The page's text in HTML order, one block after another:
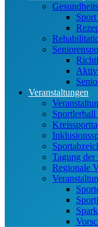
Veranstaltungen
Sportlerball
Tagung der
Regionale